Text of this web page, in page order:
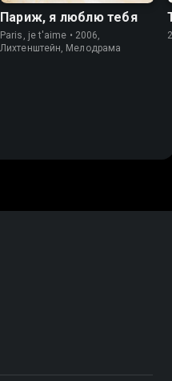
Париж, я люблю тебя
Paris, je t'aime • 2006,
Лихтенштейн, Мелодрама